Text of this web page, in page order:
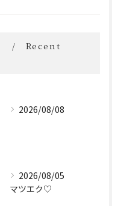
Recent
2026/08/08
2026/08/05
マツエク♡